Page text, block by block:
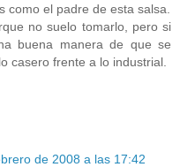
como el padre de esta salsa.
no suelo tomarlo, pero si
buena manera de que se
casero frente a lo industrial.
de 2008 a las 17:42